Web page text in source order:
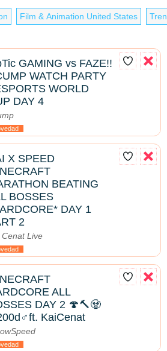
Film & Animation United States
GAMING vs FAZE!!
WATCH PARTY
WORLD
DAY 4
X SPEED
BEATING
BOSSES
DAY 1
2
Cenat Live
ALL
DAY 2 🍄🔨🧟
KaiCenat